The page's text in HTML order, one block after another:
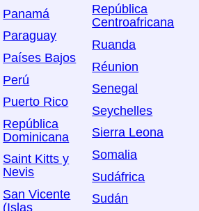
Panamá
Paraguay
Países Bajos
Perú
Puerto Rico
República
Dominicana
Saint Kitts y
Nevis
San Vicente
(Islas
República
Centroafricana
Ruanda
Réunion
Senegal
Seychelles
Sierra Leona
Somalia
Sudáfrica
Sudán